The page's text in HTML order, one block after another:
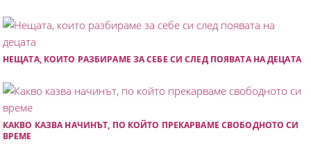
НЕЩАТА, КОИТО РАЗБИРАМЕ ЗА СЕБЕ СИ СЛЕД ПОЯВАТА НА ДЕЦАТА
КАКВО КАЗВА НАЧИНЪТ, ПО КОЙТО ПРЕКАРВАМЕ СВОБОДНОТО СИ
ВРЕМЕ